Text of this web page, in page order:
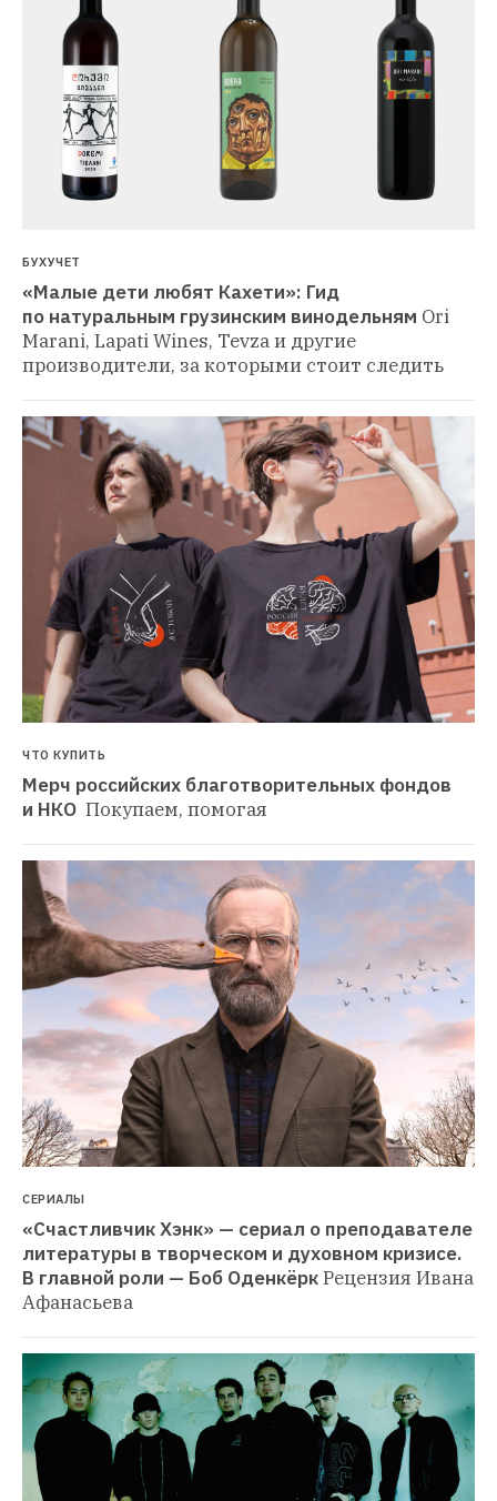
БУХУЧЕТ
«Малые дети любят Кахети»: Гид
по натуральным грузинским винодельням Ori
Marani, Lapati Wines, Tevza и другие
производители, за которыми стоит следить
ЧТО КУПИТЬ
Мерч российских благотворительных фондов
и НКО Покупаем, помогая
СЕРИАЛЫ
«Счастливчик Хэнк» — сериал о преподавателе
литературы в творческом и духовном кризисе.
В главной роли — Боб ОденкёркРецензия Ивана
Афанасьева